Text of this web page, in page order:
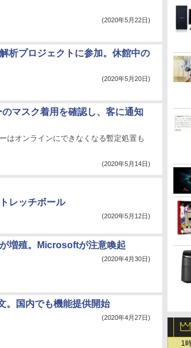
1
(2020年5月22日)
析プロジェクトに参加。休館中の
(2020年5月20日)
マスク着用を確認し、客に通知
はオンラインにできなくなる暫定処置も
(2020年5月14日)
レッチボール
(2020年5月12日)
増殖。Microsoftが注意喚起
(2020年4月30日)
。国内でも機能提供開始
(2020年4月27日)